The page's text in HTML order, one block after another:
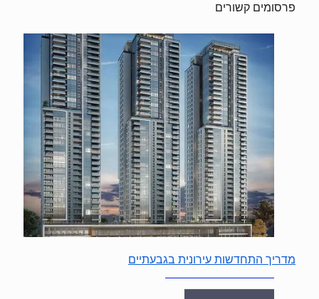
פרסומים קשורים
מדריך התחדשות עירונית בגבעתיים